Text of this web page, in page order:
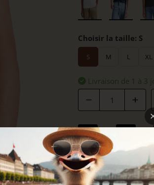
Choisir la taille: S
S M L XL
Livraison de 1 à 3
DÉTAILS